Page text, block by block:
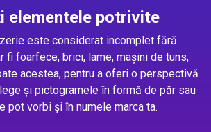
elementele potrivite
este considerat incomplet fără
fi foarfece, brici, lame, mașini de tuns,
acestea, pentru a oferi o perspectivă
și pictogramele în formă de păr sau
pot vorbi și în numele marca ta.